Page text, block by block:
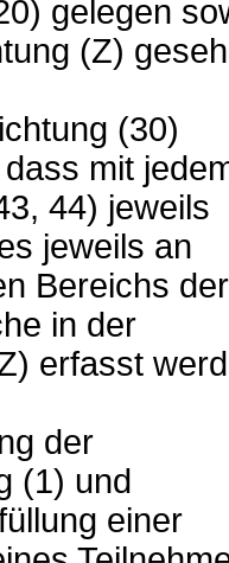
gelegen
(Z)
(30)
mit
44) jeweils
jeweils an
Bereichs der
in der
erfasst
der
(1) und
einer